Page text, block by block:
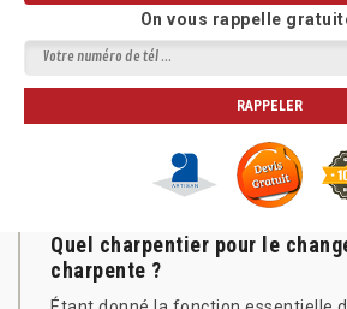
On vous rappelle
Quel charpentier pour le
charpente ?